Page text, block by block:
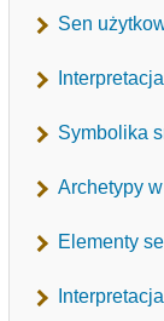
Sen
Symbolika
Archetypy
Elementy